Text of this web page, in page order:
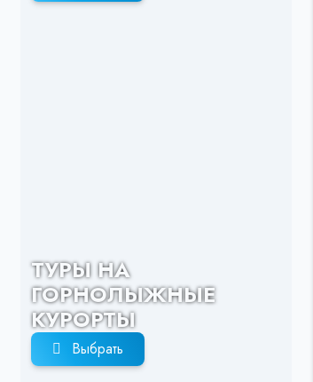
ТУРЫ НА
ГОРНОЛЫЖНЫЕ
КУРОРТЫ
Выбрать